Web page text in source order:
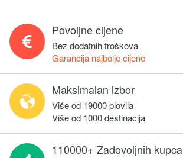
Povoljne cijene
Bez dodatnih troškova
Garancija najbolje cijene
Maksimalan izbor
Više od 19000 plovila
Više od 1000 destinacija
110000+ Zadovoljnih kupca